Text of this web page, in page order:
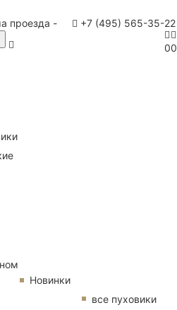
проезда - +7 (495) 565-35-22
00
Новинки
все пуховики